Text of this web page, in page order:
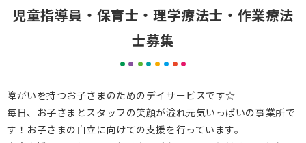
児童指導員・保育士・理学療法士・作業療法
士募集
障がいを持つお子さまのためのデイサービスです☆
毎日、お子さまとスタッフの笑顔が溢れ元気いっぱいの事業所で
す！お子さまの自立に向けての支援を行っています。